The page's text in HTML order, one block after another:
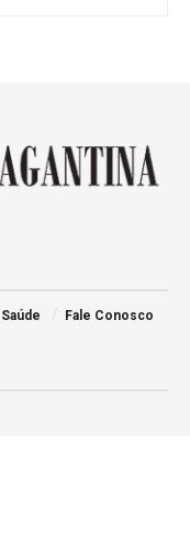
Saúde Fale Conosco